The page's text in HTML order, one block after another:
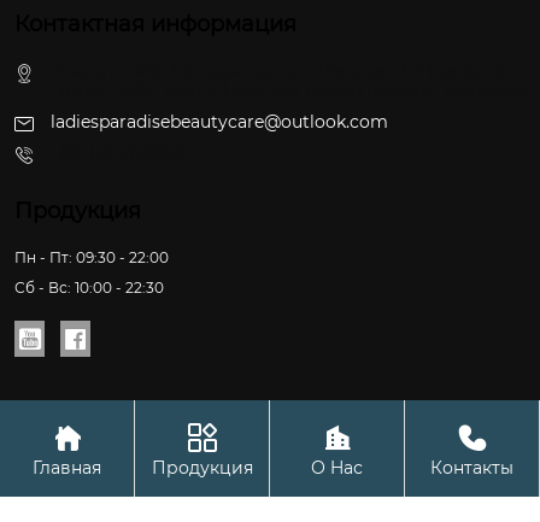
ladiesparadisebeautycare@outlook.com
Пн - Пт: 09:30 - 22:00
Сб - Вс: 10:00 - 22:30
 
Copyright © ООО Сетевая технология Гуанчжоу Чжуочэн

Главная

Продукция

О Hас

Контакты